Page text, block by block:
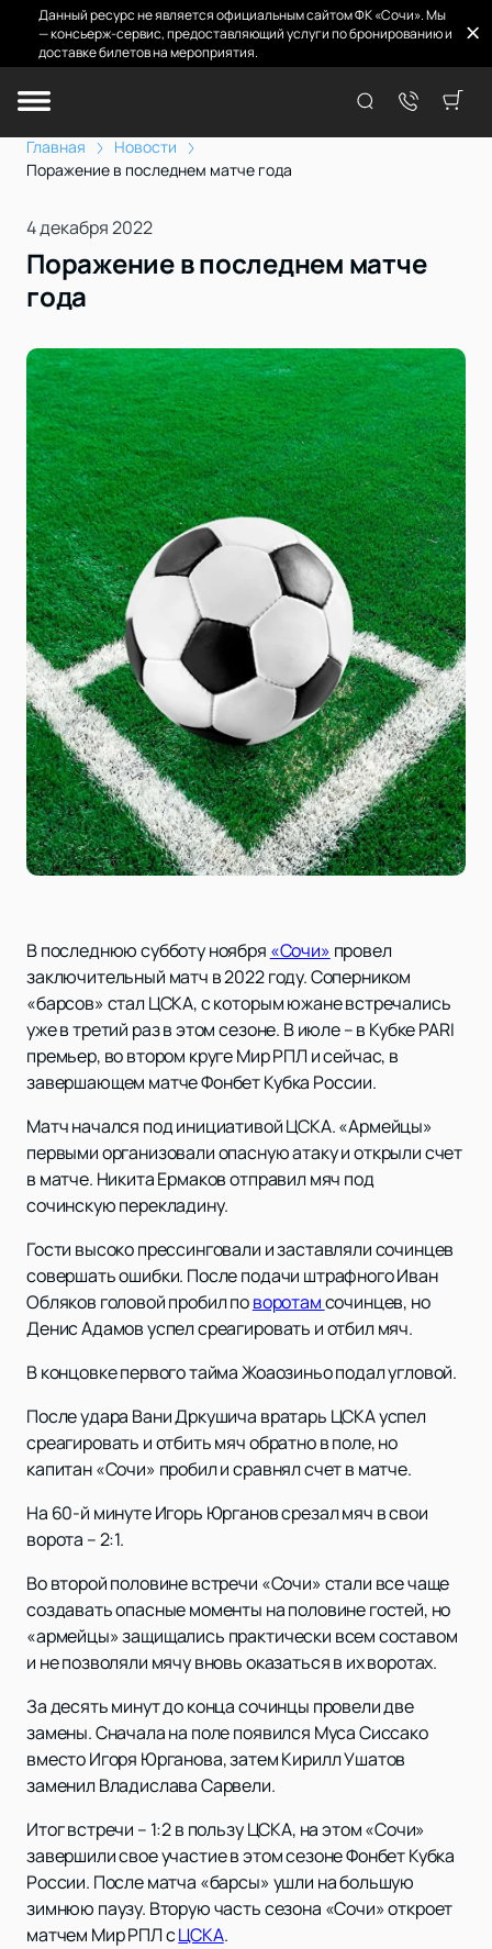
Данный ресурс не является официальным сайтом ФК «Сочи». Мы
— консьерж-сервис, предоставляющий услуги по бронированию и
доставке билетов на мероприятия.
Главная
Новости
Поражение в последнем матче года
4 декабря 2022
Поражение в последнем матче
года
В последнюю субботу ноября «Сочи» провел
заключительный матч в 2022 году. Соперником
«барсов» стал ЦСКА, с которым южане встречались
уже в третий раз в этом сезоне. В июле – в Кубке PARI
премьер, во втором круге Мир РПЛ и сейчас, в
завершающем матче Фонбет Кубка России.
Матч начался под инициативой ЦСКА. «Армейцы»
первыми организовали опасную атаку и открыли счет
в матче. Никита Ермаков отправил мяч под
сочинскую перекладину.
Гости высоко прессинговали и заставляли сочинцев
совершать ошибки. После подачи штрафного Иван
Обляков головой пробил поворотамсочинцев, но
Денис Адамов успел среагировать и отбил мяч.
В концовке первого тайма Жоаозиньо подал угловой.
После удара Вани Дркушича вратарь ЦСКА успел
среагировать и отбить мяч обратно в поле, но
капитан «Сочи» пробил и сравнял счет в матче.
На 60-й минуте Игорь Юрганов срезал мяч в свои
ворота – 2:1.
Во второй половине встречи «Сочи» стали все чаще
создавать опасные моменты на половине гостей, но
«армейцы» защищались практически всем составом
и не позволяли мячу вновь оказаться в их воротах.
За десять минут до конца сочинцы провели две
замены. Сначала на поле появился Муса Сиссако
вместо Игоря Юрганова, затем Кирилл Ушатов
заменил Владислава Сарвели.
Итог встречи – 1:2 в пользу ЦСКА, на этом «Сочи»
завершили свое участие в этом сезоне Фонбет Кубка
России. После матча «барсы» ушли на большую
зимнюю паузу. Вторую часть сезона «Сочи» откроет
матчем Мир РПЛ сЦСКА.